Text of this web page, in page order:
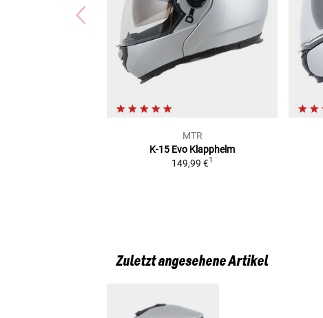
MTR
K-15 Evo Klapphelm
149,99 €1
Zuletzt angesehene Artikel